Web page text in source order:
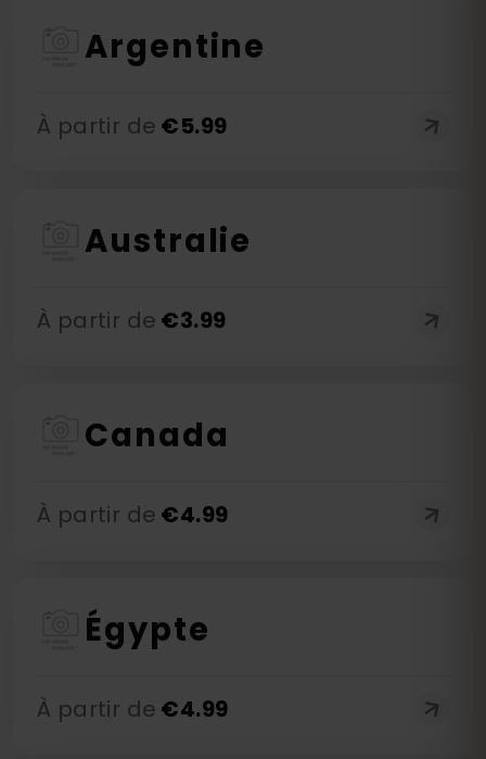
Argentine
À partir de €5.99
Australie
À partir de €3.99
Canada
À partir de €4.99
Égypte
À partir de €4.99